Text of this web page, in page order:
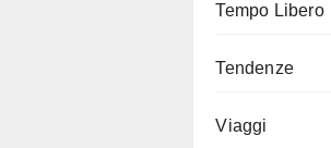
Tempo Libero
Tendenze
Viaggi